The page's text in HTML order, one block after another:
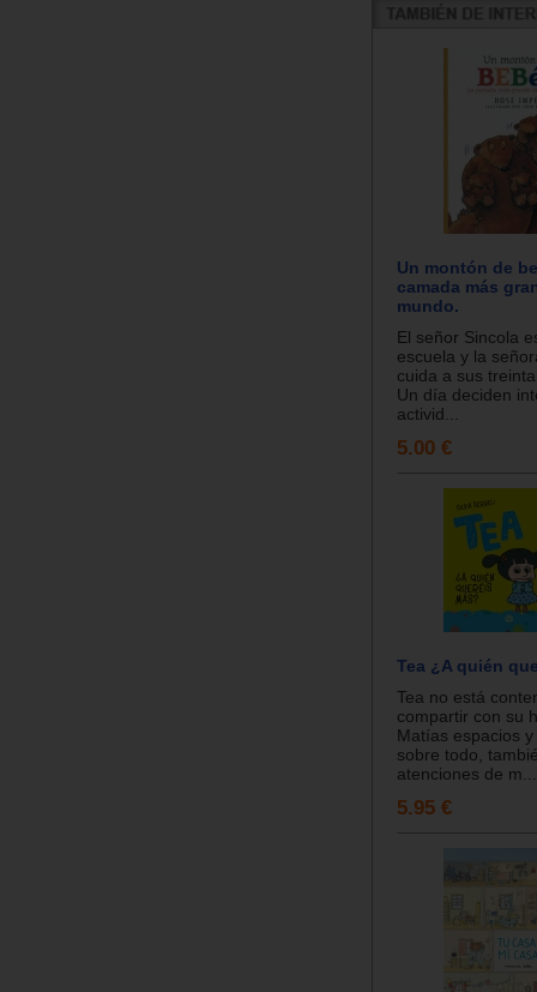
Un montón de
camada más
mundo.
El señor Sincola
escuela y la
cuida a sus
Un día deciden
activid...
5.00 €
Tea ¿A quién
Tea no está
compartir con su
Matías espacios
sobre todo,
atenciones de m...
5.95 €